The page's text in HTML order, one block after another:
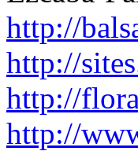
http://
http://
http://
http://